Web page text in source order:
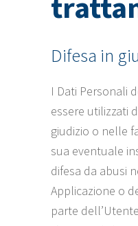
Difesa in
I Dati Personali
essere utilizzati
giudizio o nelle
sua eventuale
difesa da abusi
Applicazione o
parte